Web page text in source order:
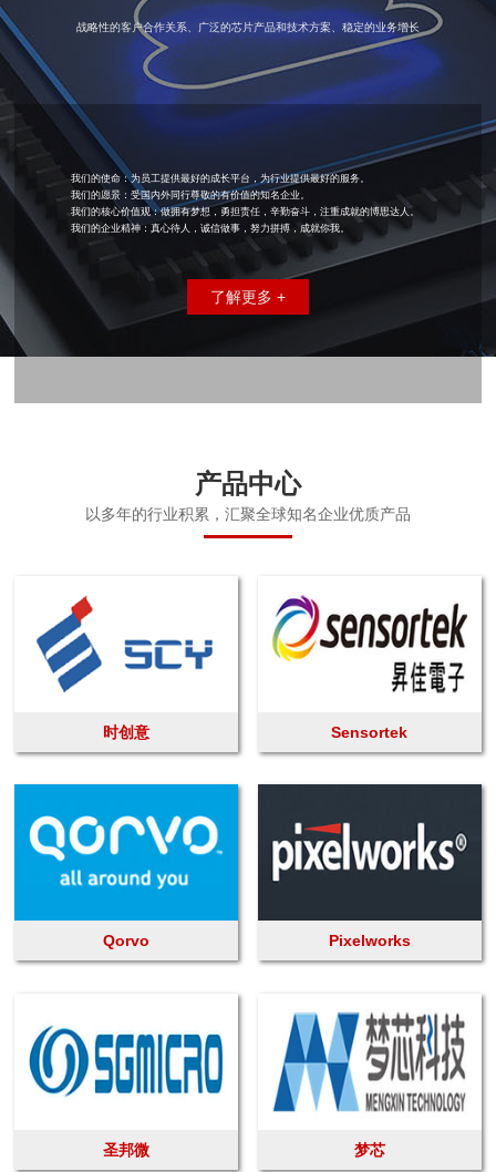
战略性的客户合作关系、广泛的芯片产品和技术方案、稳定的业务增长
我们的使命：为员工提供最好的成长平台，为行业提供最好的服务。
我们的愿景：受国内外同行尊敬的有价值的知名企业。
我们的核心价值观：做拥有梦想，勇担责任，辛勤奋斗，注重成就的博思达人。
我们的企业精神：真心待人，诚信做事，努力拼搏，成就你我。
了解更多 +
产品中心
以多年的行业积累，汇聚全球知名企业优质产品
时创意 Sensortek
Qorvo Pixelworks
圣邦微 梦芯